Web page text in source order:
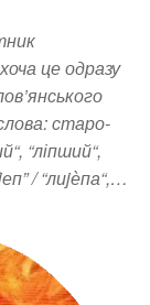
це одразу
старо-
“ліпший“,
/ “лиjѐпа“,…